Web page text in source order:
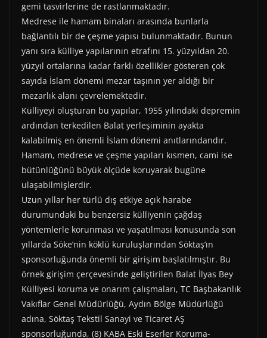
gemi tasvirlerine de rastlanmaktadır.
Medrese ile hamam binaları arasında bunlarla
bağlantılı bir de çeşme yapısı bulunmaktadır. Bunun
yanı sıra külliye yapılarının etrafını 15. yüzyıldan 20.
yüzyıl ortalarına kadar farklı özellikler gösteren çok
sayıda İslam dönemi mezar taşının yer aldığı bir
mezarlık alanı çevrelemektedir.
Külliyeyi oluşturan bu yapılar, 1955 yılındaki depremin
ardından terkedilen Balat yerleşiminin ayakta
kalabilmiş en önemli İslam dönemi anıtlarındandır.
Hamam, medrese ve çeşme yapıları kısmen, cami ise
bütünlüğünü büyük ölçüde koruyarak bugüne
ulaşabilmişlerdir.
Uzun yıllar her türlü dış etkiye açık harabe
durumundaki bu benzersiz külliyenin çağdaş
yöntemlerle korunması ve yaşatılması konusunda son
yıllarda Söke’nin köklü kuruluşlarından Söktaş’ın
sponsorluğunda önemli bir girişim başlatılmıştır. Bu
örnek girişim çerçevesinde geliştirilen Balat İlyas Bey
Külliyesi koruma ve onarım çalışmaları, TC Başbakanlık
Vakıflar Genel Müdürlüğü, Aydın Bölge Müdürlüğü
adına, Söktaş Tekstil Sanayi ve Ticaret AŞ
sponsorluğunda, (8) KABA Eski Eserler Koruma-